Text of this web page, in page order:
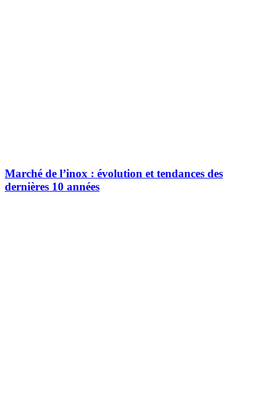
Marché de l’inox : évolution et tendances des
dernières 10 années